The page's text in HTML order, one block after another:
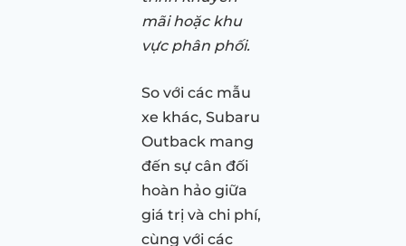
mãi hoặc khu
vực phân phối.
So với các mẫu
xe khác, Subaru
Outback mang
đến sự cân đối
hoàn hảo giữa
giá trị và chi phí,
cùng với các